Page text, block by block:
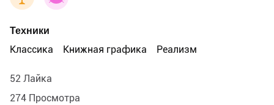
Техники
Классика
Книжная графика Реализм
52 Лайка
274 Просмотра